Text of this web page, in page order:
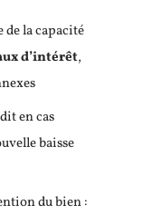
de la capacité
d’intérêt,
en cas
baisse
du bien :